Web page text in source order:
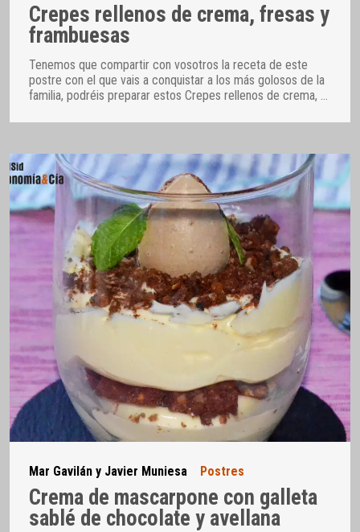
Crepes rellenos de crema, fresas y
frambuesas
Tenemos que compartir con vosotros la receta de este
postre con el que vais a conquistar a los más golosos de la
familia, podréis preparar estos Crepes rellenos de crema, …
Mar Gavilán y Javier Muniesa Postres
Crema de mascarpone con galleta
sablé de chocolate y avellana